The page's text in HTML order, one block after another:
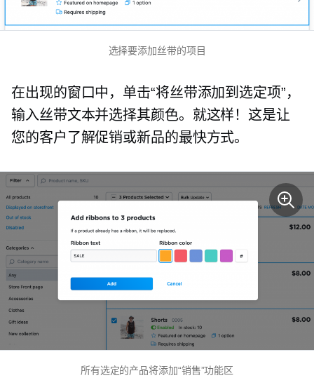
选择要添加丝带的项目
在出现的窗口中，单击“将丝带添加到选定项”，
输入丝带文本并选择其颜色。就这样！这是让
您的客户了解促销或新品的最快方式。
所有选定的产品将添加“销售”功能区